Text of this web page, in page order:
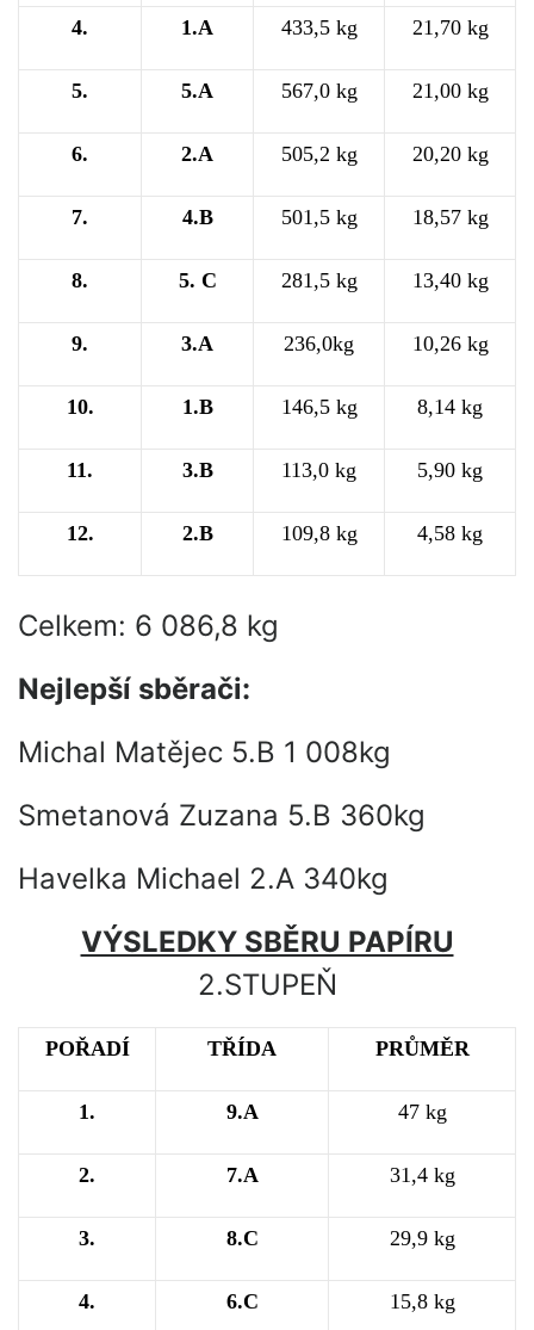
4. 1.A 433,5 kg 21,70 kg
5. 5.A 567,0 kg 21,00 kg
6. 2.A 505,2 kg 20,20 kg
7. 4.B 501,5 kg 18,57 kg
8. 5. C 281,5 kg 13,40 kg
9. 3.A 236,0kg 10,26 kg
10. 1.B 146,5 kg 8,14 kg
11. 3.B 113,0 kg 5,90 kg
12. 2.B 109,8 kg 4,58 kg
Celkem: 6 086,8 kg
Nejlepší sběrači:
Michal Matějec 5.B 1 008kg
Smetanová Zuzana 5.B 360kg
Havelka Michael 2.A 340kg
VÝSLEDKY SBĚRU PAPÍRU
2.STUPEŇ
POŘADÍ TŘÍDA PRŮMĚR
1. 9.A 47 kg
2. 7.A 31,4 kg
3. 8.C 29,9 kg
4. 6.C 15,8 kg